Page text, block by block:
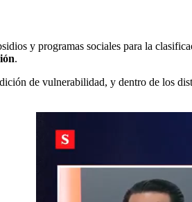
y programas sociales para la
.
de vulnerabilidad, y dentro de los